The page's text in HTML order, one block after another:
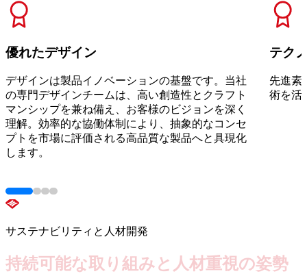
優れたデザイン
デザインは製品イノベーションの基盤です。当社
の専門デザインチームは、高い創造性とクラフト
マンシップを兼ね備え、お客様のビジョンを深く
理解。効率的な協働体制により、抽象的なコンセ
プトを市場に評価される高品質な製品へと具現化
します。
テク
先進素
術を活
サステナビリティと人材開発
持続可能な取り組みと人材重視の姿勢